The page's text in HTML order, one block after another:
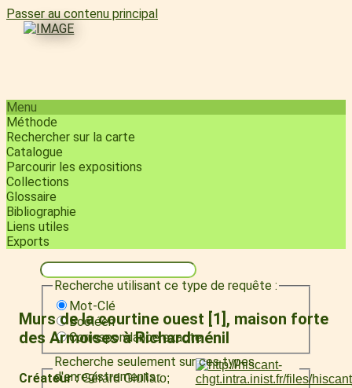
Passer au contenu principal
Menu
Méthode
Rechercher sur la carte
Catalogue
Parcourir les expositions
Collections
Glossaire
Bibliographie
Liens utiles
Exports
Recherche utilisant ce type de requête :
Mot-Clé
Booléen
Correspondance exacte
Recherche seulement sur ces types
d'enregistrements :
Murs de la courtine ouest [1], maison forte
des Armoises à Richardménil
Créateur
Gérard Giuliato